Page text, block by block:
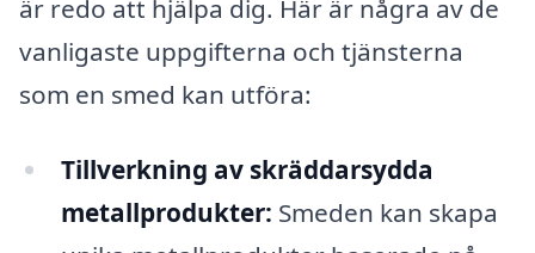
är redo att hjälpa dig. Här är några av de
vanligaste uppgifterna och tjänsterna
som en smed kan utföra:
Tillverkning av skräddarsydda
metallprodukter: Smeden kan skapa